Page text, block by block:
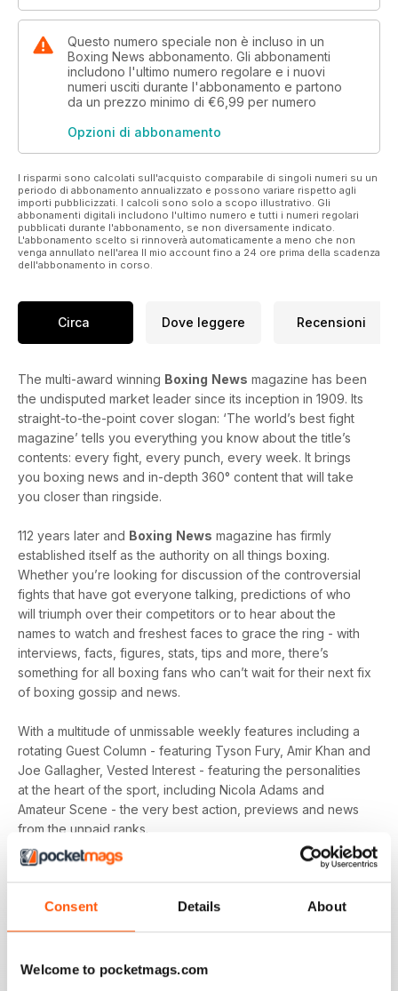
Consent Details About
Welcome to pocketmags.com
Questo numero speciale non è incluso in un
Boxing News abbonamento. Gli abbonamenti
includono l'ultimo numero regolare e i nuovi
numeri usciti durante l'abbonamento e partono
da un prezzo minimo di €6,99 per numero
Opzioni di abbonamento
I risparmi sono calcolati sull'acquisto comparabile di singoli numeri su un
periodo di abbonamento annualizzato e possono variare rispetto agli
importi pubblicizzati. I calcoli sono solo a scopo illustrativo. Gli
abbonamenti digitali includono l'ultimo numero e tutti i numeri regolari
pubblicati durante l'abbonamento, se non diversamente indicato.
L'abbonamento scelto si rinnoverà automaticamente a meno che non
venga annullato nell'area Il mio account fino a 24 ore prima della scadenza
dell'abbonamento in corso.
Circa Dove leggere Recensioni
The multi-award winning Boxing News magazine has been
the undisputed market leader since its inception in 1909. Its
straight-to-the-point cover slogan: ‘The world’s best fight
magazine’ tells you everything you know about the title’s
contents: every fight, every punch, every week. It brings
you boxing news and in-depth 360° content that will take
you closer than ringside.
112 years later and Boxing News magazine has firmly
established itself as the authority on all things boxing.
Whether you’re looking for discussion of the controversial
fights that have got everyone talking, predictions of who
will triumph over their competitors or to hear about the
names to watch and freshest faces to grace the ring - with
interviews, facts, figures, stats, tips and more, there’s
something for all boxing fans who can’t wait for their next fix
of boxing gossip and news.
With a multitude of unmissable weekly features including a
rotating Guest Column - featuring Tyson Fury, Amir Khan and
Joe Gallagher, Vested Interest - featuring the personalities
at the heart of the sport, including Nicola Adams and
Amateur Scene - the very best action, previews and news
from the unpaid ranks.
Whether you’re obsessed with big, televised, international
fights or prefer small-hall fixtures - amateurs or world
champions - you’ll find everything you need about the sport
today to get your fix on all things boxing now!